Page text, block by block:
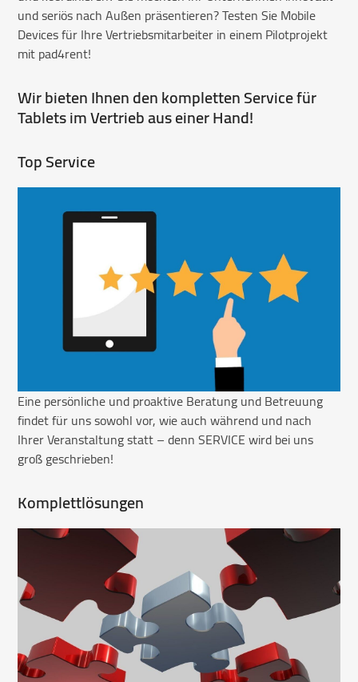
und seriös nach Außen präsentieren? Testen Sie Mobile
Devices für Ihre Vertriebsmitarbeiter in einem Pilotprojekt
mit pad4rent!
Wir bieten Ihnen den kompletten Service für
Tablets im Vertrieb aus einer Hand!
Top Service
Eine persönliche und proaktive Beratung und Betreuung
findet für uns sowohl vor, wie auch während und nach
Ihrer Veranstaltung statt – denn SERVICE wird bei uns
groß geschrieben!
Komplettlösungen